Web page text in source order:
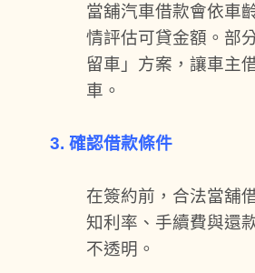
當舖汽車借款會依車
情評估可貸金額。部
留車」方案，讓車主
車。
3. 確認借款條件
在簽約前，合法當舖
知利率、手續費與還
不透明。